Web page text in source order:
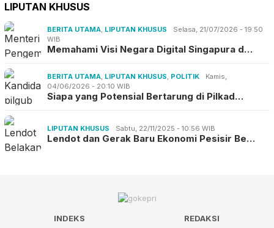
LIPUTAN KHUSUS
BERITA UTAMA, LIPUTAN KHUSUS
Selasa, 21/07/2026 - 19:50
WIB
Memahami Visi Negara Digital Singapura d…
BERITA UTAMA, LIPUTAN KHUSUS, POLITIK
Kamis,
04/06/2026 - 20:10 WIB
Siapa yang Potensial Bertarung di Pilkad…
LIPUTAN KHUSUS Sabtu, 22/11/2025 - 10:56 WIB
Lendot dan Gerak Baru Ekonomi Pesisir Be…
INDEKS
REDAKSI